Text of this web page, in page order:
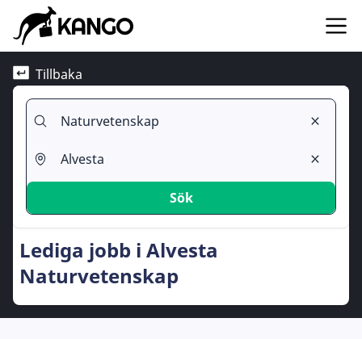
Tillbaka
Sök
Lediga jobb i Alvesta
Naturvetenskap